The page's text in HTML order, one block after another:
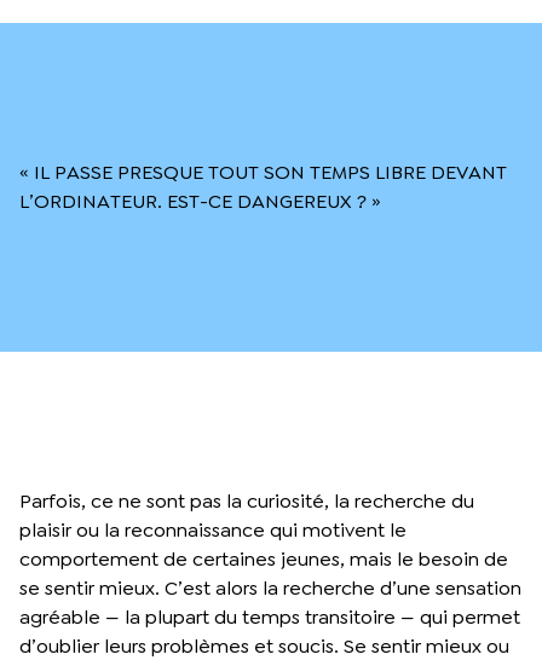
« IL PASSE PRESQUE TOUT SON TEMPS LIBRE DEVANT
L’ORDINATEUR. EST-CE DANGEREUX ? »
Parfois, ce ne sont pas la curiosité, la recherche du
plaisir ou la reconnaissance qui motivent le
comportement de certaines jeunes, mais le besoin de
se sentir mieux. C’est alors la recherche d’une sensation
agréable — la plupart du temps transitoire — qui permet
d’oublier leurs problèmes et soucis. Se sentir mieux ou